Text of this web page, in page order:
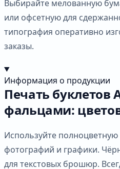
Выбирайте мелованную
или офсетную для
типография оперативно
заказы.
Информация о продукции
Печать буклетов
фальцами:
Используйте полноцветную
фотографий и графики.
для текстовых брошюр.